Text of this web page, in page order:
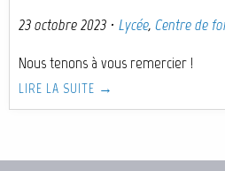
23 octobre 2023 · Lycée, Centre de
Nous tenons à vous remercier !
LIRE LA SUITE →